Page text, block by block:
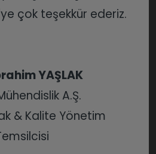
çok teşekkür ederiz.
YAŞLAK
A.Ş.
& Kalite Yönetim